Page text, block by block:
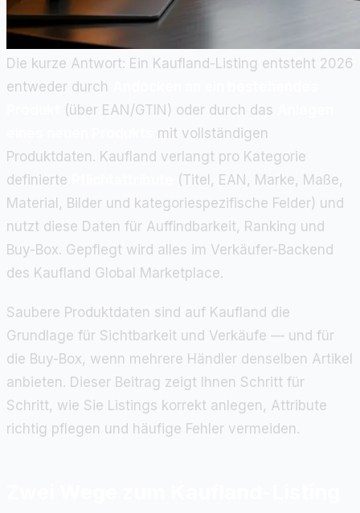
Die kurze Antwort: Ein Kaufland-Listing entsteht 2026
entweder durch
(über EAN/GTIN) oder durch das
mit vollständigen
Produktdaten. Kaufland verlangt pro Kategorie
definierte
(Titel, EAN, Marke, Maße,
Material, Bilder und kategoriespezifische Felder) und
nutzt diese Daten für Auffindbarkeit, Ranking und
Buy-Box. Gepflegt wird alles im Verkäufer-Backend
des Kaufland Global Marketplace.
Saubere Produktdaten sind auf Kaufland die
Grundlage für Sichtbarkeit und Verkäufe — und für
die Buy-Box, wenn mehrere Händler denselben Artikel
anbieten. Dieser Beitrag zeigt Ihnen Schritt für
Schritt, wie Sie Listings korrekt anlegen, Attribute
richtig pflegen und häufige Fehler vermeiden.